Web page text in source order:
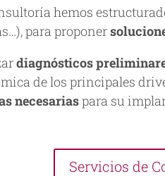
hemos
para proponer
diagnósticos
de los principales
necesariaspara su
Servicios de